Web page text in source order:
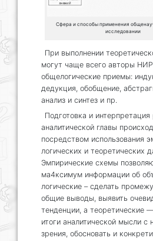
Сфера и способы применения
исследовании
При выполнении
могут чаще всего авторы
общелогические приемы:
дедукция, обобщение,
анализ и синтез и пр.
Подготовка и интерпретация
аналитической главы
посредством использования
логических и теоретических
Эмпирические схемы
ма4ксимум информации об
логические – сделать
общие выводы, выявить
тенденции, а теоретические
итоги аналитической мысли с
зрения, обосновать и